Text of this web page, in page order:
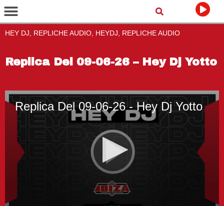
HEY DJ, REPLICHE AUDIO, HEYDJ, REPLICHE AUDIO
Replica Del 09-06-26 – Hey Dj Yotto
Replica Del 09-06-26 - Hey Dj Yotto